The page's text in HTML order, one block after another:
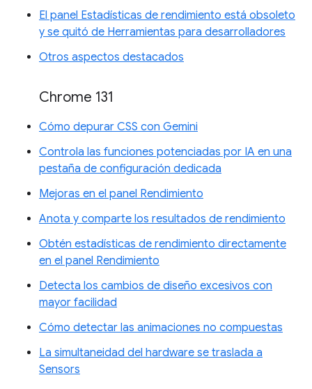
El panel Estadísticas de rendimiento está obsoleto
y se quitó de Herramientas para desarrolladores
Otros aspectos destacados
Chrome 131
Cómo depurar CSS con Gemini
Controla las funciones potenciadas por IA en una
pestaña de configuración dedicada
Mejoras en el panel Rendimiento
Anota y comparte los resultados de rendimiento
Obtén estadísticas de rendimiento directamente
en el panel Rendimiento
Detecta los cambios de diseño excesivos con
mayor facilidad
Cómo detectar las animaciones no compuestas
La simultaneidad del hardware se traslada a
Sensors